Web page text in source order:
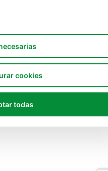
cookies
todas